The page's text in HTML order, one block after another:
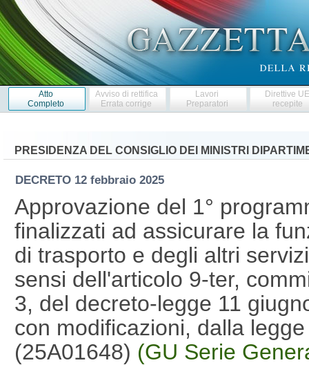
Atto
Completo
Avviso di rettifica
Errata corrige
Lavori
Preparatori
Direttive
recepite
PRESIDENZA DEL CONSIGLIO DEI MINISTRI
DECRETO 12 febbraio 2025
Approvazione del 1°
finalizzati ad assicurare la
di trasporto e degli altri
sensi dell'articolo 9-ter,
3, del decreto-legge 11
con modificazioni, dalla
(25A01648) (GU Serie